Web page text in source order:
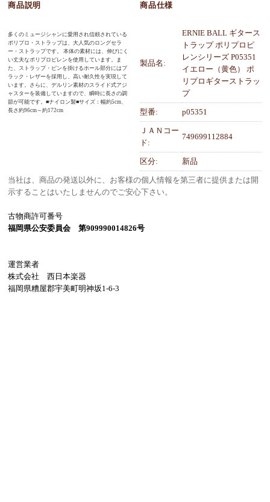
商品説明
多くのミュージシャンに愛用され信頼されている
ポリプロ・ストラップは、大人気のロングセラ
ー・ストラップです。 本体の素材には、伸びにく
い丈夫なポリプロピレンを使用しています。ま
た、ストラップ・ピンを掛けるホール部分にはブ
ラック・レザーを採用し、高い耐久性を実現して
います。さらに、デルリン素材のスライド式アジ
ャスターを装備していますので、瞬時に長さの調
節が可能です。■ナイロン製■サイズ：幅約5cm、
長さ約96cm～約172cm
商品仕様
製品名:
ERNIE BALL ギタース
トラップ ポリプロピ
レンシリーズ P05351
イエロー（黄色） ポ
リプロギターストラッ
プ
型番: p05351
ＪＡＮコー
ド:
749699112884
区分: 新品
当社は、商品の発送以外に、お客様の個人情報を第三者に提供または開
示することはいたしませんのでご安心下さい。
古物商許可番号
福岡県公安委員会 第909990014826号
運営業者
株式会社 西日本楽器
福岡県糟屋郡宇美町明神坂1-6-3